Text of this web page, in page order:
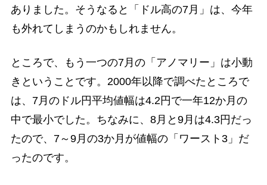
ありました。そうなると「ドル高の7月」は、今年
も外れてしまうのかもしれません。
ところで、もう一つの7月の「アノマリー」は小動
きということです。2000年以降で調べたところで
は、7月のドル円平均値幅は4.2円で一年12か月の
中で最小でした。ちなみに、8月と9月は4.3円だっ
たので、7～9月の3か月が値幅の「ワースト3」だ
ったのです。